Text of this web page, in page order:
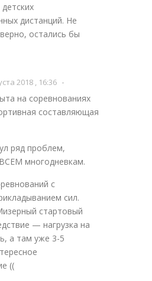
дистанций. Не
остались бы
2018 , 16:36 -
на соревнованиях
составляющая
ряд проблем,
многодневкам.
с
сил.
стартовый
— нагрузка на
а там уже 3-5
((